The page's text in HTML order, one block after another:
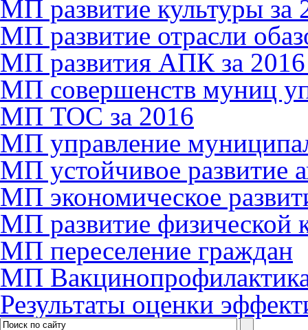
МП развитие культуры за
МП развитие отрасли
МП развития АПК за 2016
МП совершенств муниц
МП ТОС за 2016
МП управление
МП устойчивое развитие
МП экономическое
МП развитие физической
МП переселение граждан
МП
Результаты оценки